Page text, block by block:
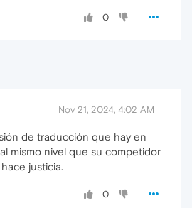
0
Nov 21, 2024, 4:02 AM
de traducción que hay en
mismo nivel que su competidor
justicia.
0